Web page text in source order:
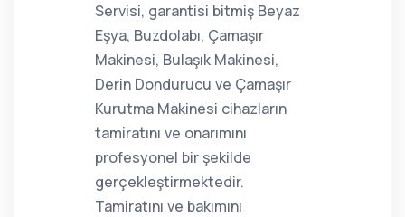
Servisi, garantisi bitmiş Beyaz
Eşya, Buzdolabı, Çamaşır
Makinesi, Bulaşık Makinesi,
Derin Dondurucu ve Çamaşır
Kurutma Makinesi cihazların
tamiratını ve onarımını
profesyonel bir şekilde
gerçekleştirmektedir.
Tamiratını ve bakımını